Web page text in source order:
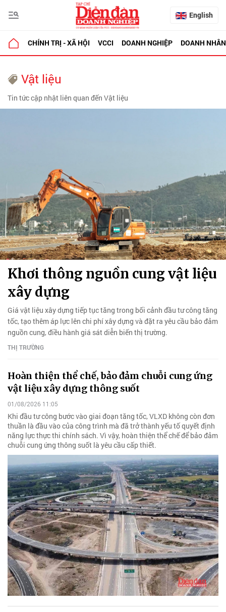
English
CHÍNH TRỊ - XÃ HỘI VCCI DOANH NGHIỆP DOANH NHÂN
Vật liệu
Tin tức cập nhật liên quan đến Vật liệu
Khơi thông nguồn cung vật liệu
xây dựng
Giá vật liệu xây dựng tiếp tục tăng trong bối cảnh đầu tư công tăng
tốc, tạo thêm áp lực lên chi phí xây dựng và đặt ra yêu cầu bảo đảm
nguồn cung, điều hành giá sát diễn biến thị trường.
THỊ TRƯỜNG
Hoàn thiện thể chế, bảo đảm chuỗi cung ứng
vật liệu xây dựng thông suốt
01/08/2026 11:05
Khi đầu tư công bước vào giai đoạn tăng tốc, VLXD không còn đơn
thuần là đầu vào của công trình mà đã trở thành yếu tố quyết định
năng lực thực thi chính sách. Vì vậy, hoàn thiện thể chế để bảo đảm
chuỗi cung ứng thông suốt là yêu cầu cấp thiết.